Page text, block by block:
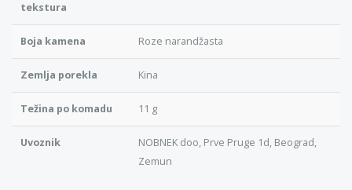
tekstura
Boja kamena Roze narandžasta
Zemlja porekla Kina
Težina po komadu 11 g
Uvoznik
NOBNEK doo, Prve Pruge 1d, Beograd,
Zemun